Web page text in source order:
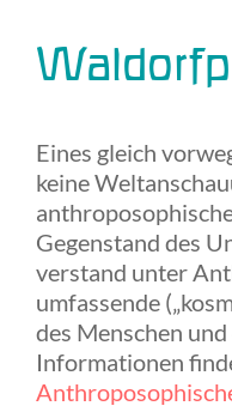
Eines gleich
keine
Gegenstand des
verstand unter
umfassende
des Menschen
Informationen